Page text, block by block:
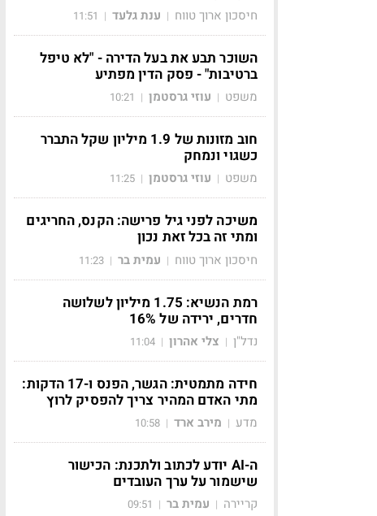
חיסכון ארוך טווח | ענת גלעד |
11:51
השוכר תבע את בעל הדירה - "לא טיפל
ברטיבות" - פסק הדין מפתיע
משפט | עוזי גרסטמן |
10:21
חוב מזונות של 1.9 מיליון שקל התברר
כשגוי ונמחק
משפט | עוזי גרסטמן |
11:25
משיכה לפני גיל פרישה: הקנס, החריגים
ומתי זה בכל זאת נכון
חיסכון ארוך טווח | עמית בר |
11:23
רמת הנשיא: 1.75 מיליון לשלושה
חדרים, ירידה של 16%
נדל"ן | צלי אהרון |
11:04
חידה מתמטית: הגשר, הפנס ו-17 הדקות:
מתי האדם המהיר צריך להפסיק לרוץ
מדע | מירב ארד |
10:58
ה-AI יודע לכתוב ולתכנת: הכישור
שישמור על ערך העובדים
קריירה | עמית בר |
09:51